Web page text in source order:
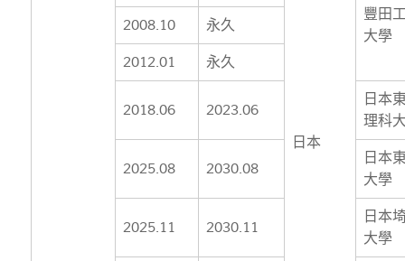
日本
豐田
大學
2008.10 永久
2012.01 永久
2018.06 2023.06
日本
理科
2025.08 2030.08
日本
大學
2025.11 2030.11
日本
大學